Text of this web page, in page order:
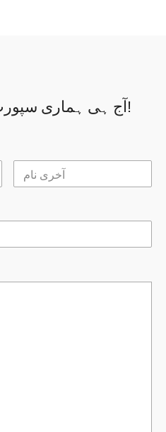
آج ہی ہماری سپورٹ ٹیم سے رابطہ کریں!